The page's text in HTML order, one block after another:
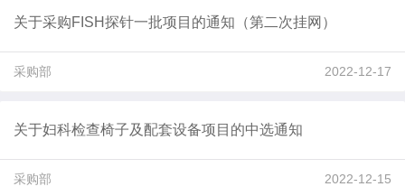
关于采购FISH探针一批项目的通知（第二次挂网）
采购部 2022-12-17
关于妇科检查椅子及配套设备项目的中选通知
采购部 2022-12-15